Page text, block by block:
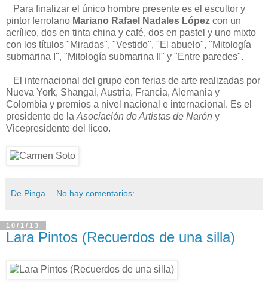
Para finalizar el único hombre presente es el escultor y
pintor ferrolano Mariano Rafael Nadales López con un
acrílico, dos en tinta china y café, dos en pastel y uno mixto
con los títulos "Miradas", "Vestido", "El abuelo", "Mitología
submarina I", "Mitología submarina II" y "Entre paredes".
El internacional del grupo con ferias de arte realizadas por
Nueva York, Shangai, Austria, Francia, Alemania y
Colombia y premios a nivel nacional e internacional. Es el
presidente de la Asociación de Artistas de Narón y
Vicepresidente del liceo.
De Pinga No hay comentarios:
10/1/13
Lara Pintos (Recuerdos de una silla)